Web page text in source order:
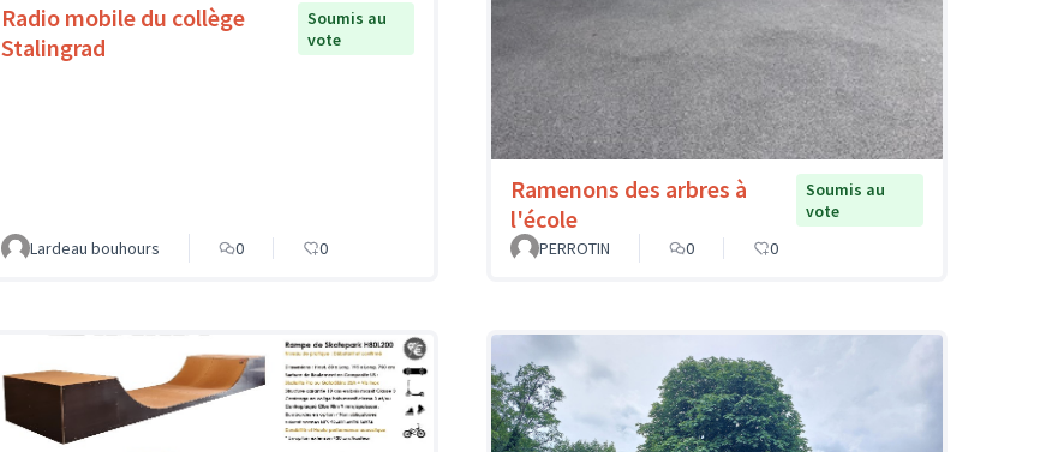
Radio mobile du collège
Stalingrad
Soumis au
vote
Lardeau bouhours 0 0
Ramenons des arbres à
l'école
Soumis au
vote
PERROTIN
0 0